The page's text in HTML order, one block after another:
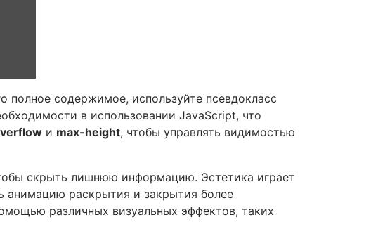
полное содержимое, используйте псевдокласс
в использовании JavaScript, что
и max-height, чтобы управлять видимостью
скрыть лишнюю информацию. Эстетика играет
анимацию раскрытия и закрытия более
различных визуальных эффектов, таких